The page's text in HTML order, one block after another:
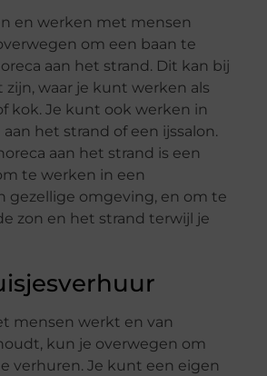
en werken met mensen
om een baan te
aan het strand. Dit kan bij
waar je kunt werken als
kok. Je kunt ook werken in
het strand of een ijssalon.
aan het strand is een
te werken in een
gezellige omgeving, en om te
zon en het strand terwijl je
mensen werkt en van
kun je overwegen om
verhuren. Je kunt een eigen